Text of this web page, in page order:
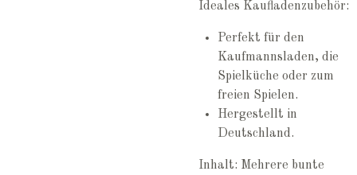
Ideales Kaufladenzubehör:
Perfekt für den
Kaufmannsladen, die
Spielküche oder zum
freien Spielen.
Hergestellt in
Deutschland.
Inhalt: Mehrere bunte